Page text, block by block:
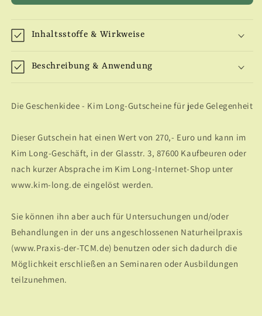
Inhaltsstoffe & Wirkweise
Beschreibung & Anwendung
Die Geschenkidee - Kim Long-Gutscheine für jede Gelegenheit
Dieser Gutschein hat einen Wert von 270,- Euro und kann im
Kim Long-Geschäft, in der Glasstr. 3, 87600 Kaufbeuren oder
nach kurzer Absprache im Kim Long-Internet-Shop unter
www.kim-long.de eingelöst werden.
Sie können ihn aber auch für Untersuchungen und/oder
Behandlungen in der uns angeschlossenen Naturheilpraxis
(www.Praxis-der-TCM.de) benutzen oder sich dadurch die
Möglichkeit erschließen an Seminaren oder Ausbildungen
teilzunehmen.